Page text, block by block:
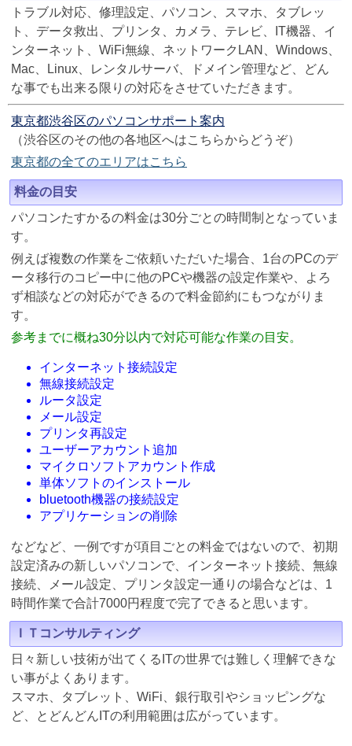
トラブル対応、修理設定、パソコン、スマホ、タブレッ
ト、データ救出、プリンタ、カメラ、テレビ、IT機器、イ
ンターネット、WiFi無線、ネットワークLAN、Windows、
Mac、Linux、レンタルサーバ、ドメイン管理など、どん
な事でも出来る限りの対応をさせていただきます。
東京都渋谷区のパソコンサポート案内
（渋谷区のその他の各地区へはこちらからどうぞ）
東京都の全てのエリアはこちら
料金の目安
パソコンたすかるの料金は30分ごとの時間制となっていま
す。
例えば複数の作業をご依頼いただいた場合、1台のPCのデ
ータ移行のコピー中に他のPCや機器の設定作業や、よろ
ず相談などの対応ができるので料金節約にもつながりま
す。
参考までに概ね30分以内で対応可能な作業の目安。
インターネット接続設定
無線接続設定
ルータ設定
メール設定
プリンタ再設定
ユーザーアカウント追加
マイクロソフトアカウント作成
単体ソフトのインストール
bluetooth機器の接続設定
アプリケーションの削除
などなど、一例ですが項目ごとの料金ではないので、初期
設定済みの新しいパソコンで、インターネット接続、無線
接続、メール設定、プリンタ設定一通りの場合などは、1
時間作業で合計7000円程度で完了できると思います。
ＩＴコンサルティング
日々新しい技術が出てくるITの世界では難しく理解できな
い事がよくあります。
スマホ、タブレット、WiFi、銀行取引やショッピングな
ど、とどんどんITの利用範囲は広がっています。